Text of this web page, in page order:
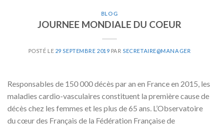
BLOG
JOURNEE MONDIALE DU COEUR
POSTÉ LE 29 SEPTEMBRE 2019 PARSECRETAIRE@MANAGER
Responsables de 150 000 décès par an en France en 2015, les
maladies cardio-vasculaires constituent la première cause de
décès chez les femmes et les plus de 65 ans. L’Observatoire
du cœur des Français de la Fédération Française de